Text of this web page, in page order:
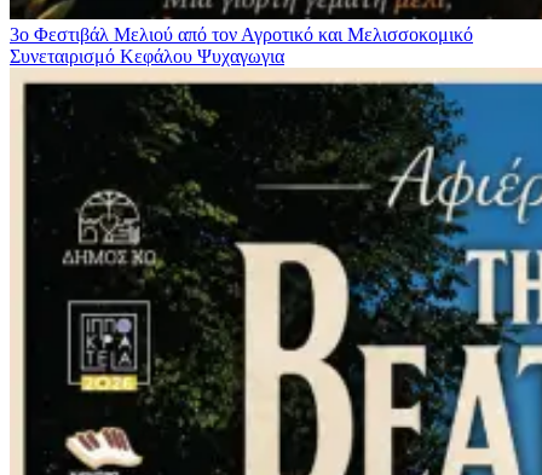
3ο Φεστιβάλ Μελιού από τον Αγροτικό και Μελισσοκομικό
Συνεταιρισμό Κεφάλου Ψυχαγωγια